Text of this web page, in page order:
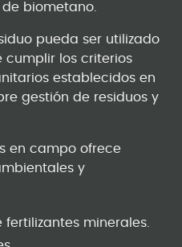
biometano.
pueda ser utilizado
cumplir los criterios
establecidos en
gestión de residuos y
en campo ofrece
y
minerales.